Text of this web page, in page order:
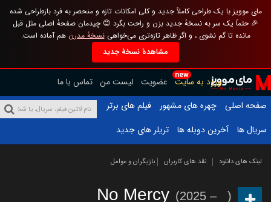
مای موویز با یک طراحی کاملاً جدید و کلی امکانات تازه و منحصر به فرد بازطراحی شده
🎉 حتماً یک سر به نسخهٔ جدید بزن و راحت بگرد 😊 چیدمان صفحهٔ اصلی مثل قبل
مانده تا گم نشوی ، و اگر ظاهر تازه‌تری می‌خواهینسخهٔ مدرن هم آماده است.
مشاهدهٔ نسخهٔ جدید
new
ورود به سایت عضویت لیست من تماس با ما
صفحه اصلی
چهره های مشهور
فیلم های برتر
سریال ها
آخرین دوبله ها تریلر های جدید
لینک های دانلود نقد های کاربران بازیگران و عوامل
No Mercy (2025 – )